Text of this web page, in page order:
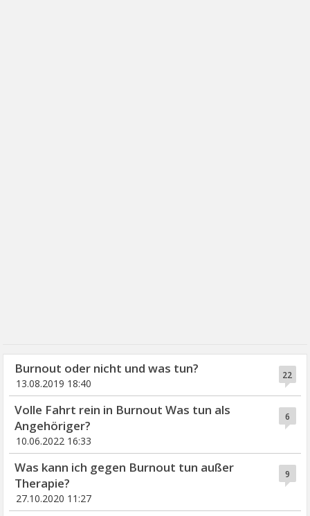
22
Burnout oder nicht und was tun?
13.08.2019 18:40
6
Volle Fahrt rein in Burnout Was tun als
Angehöriger?
10.06.2022 16:33
9
Was kann ich gegen Burnout tun außer
Therapie?
27.10.2020 11:27